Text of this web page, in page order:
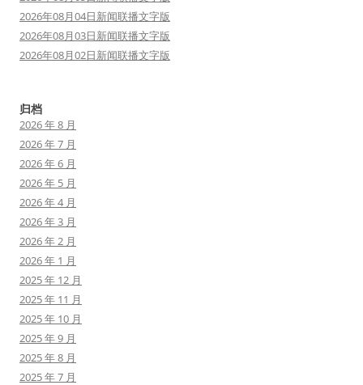
2026年08月04日新闻联播文字版
2026年08月03日新闻联播文字版
2026年08月02日新闻联播文字版
归档
2026 年 8 月
2026 年 7 月
2026 年 6 月
2026 年 5 月
2026 年 4 月
2026 年 3 月
2026 年 2 月
2026 年 1 月
2025 年 12 月
2025 年 11 月
2025 年 10 月
2025 年 9 月
2025 年 8 月
2025 年 7 月